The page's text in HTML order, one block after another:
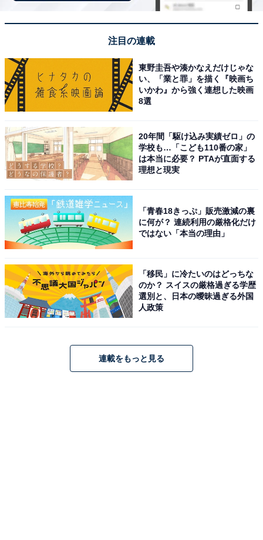
注目の連載
東野圭吾や湊かなえだけじゃな
い、「業と罪」を描く『映画ち
いかわ』から強く連想した映画
8選
20年間「駆け込み実績ゼロ」の
学校も…「こども110番の家」
は本当に必要？ PTAが直面する
理想と現実
「青春18きっぷ」販売激減の裏
に何が？ 連続利用の厳格化だけ
ではない「本当の理由」
「移民」に冷たいのはどっちな
のか？ スイスの厳格過ぎる学歴
選別と、日本の曖昧過ぎる外国
人政策
連載をもっと見る